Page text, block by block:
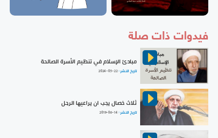
فيدوات ذات صلة
مبادئ الإسلام في تنظيم الأسرة الصالحة
تاريخ النشر :2024-05-22
ثلاث خصال يجب ان يراعيها الرجل
تاريخ النشر : 2019-06-14